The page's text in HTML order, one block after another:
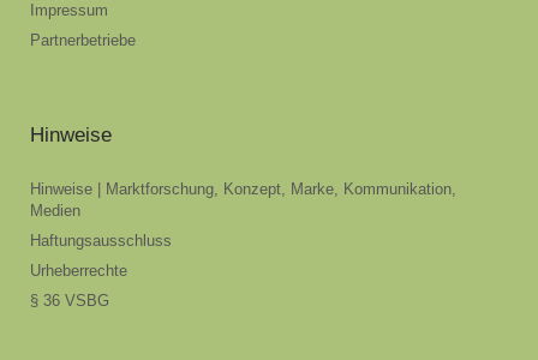
Impressum
Partnerbetriebe
Hinweise
Hinweise | Marktforschung, Konzept, Marke, Kommunikation,
Medien
Haftungsausschluss
Urheberrechte
§ 36 VSBG